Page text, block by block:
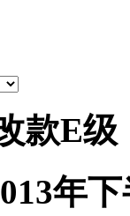
款E级
年下